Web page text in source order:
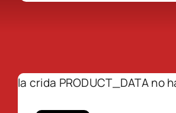
la crida PRODUCT_DATA no